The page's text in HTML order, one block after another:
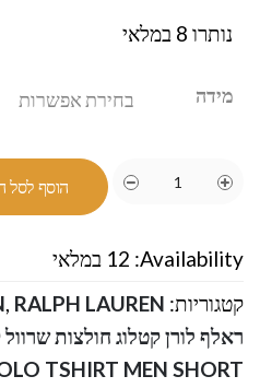
נותרו 8 במלאי
מידה
הוסף לסל
Availability: 12 במלאי
קטגוריות:
, RALPH LAUREN-ראלף לורן
ראלף לורן קטלוג חולצות
TSHIRT MEN SHORT